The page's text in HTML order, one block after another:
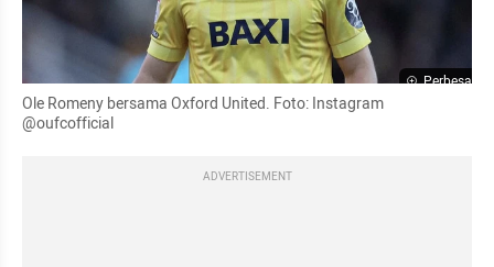
Perbesar
Ole Romeny bersama Oxford United. Foto: Instagram
@oufcofficial
ADVERTISEMENT